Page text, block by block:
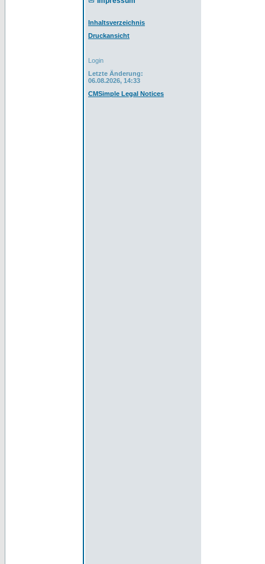
Inhaltsverzeichnis
Druckansicht
Login
Letzte Änderung:
06.08.2026, 14:33
CMSimple Legal Notices